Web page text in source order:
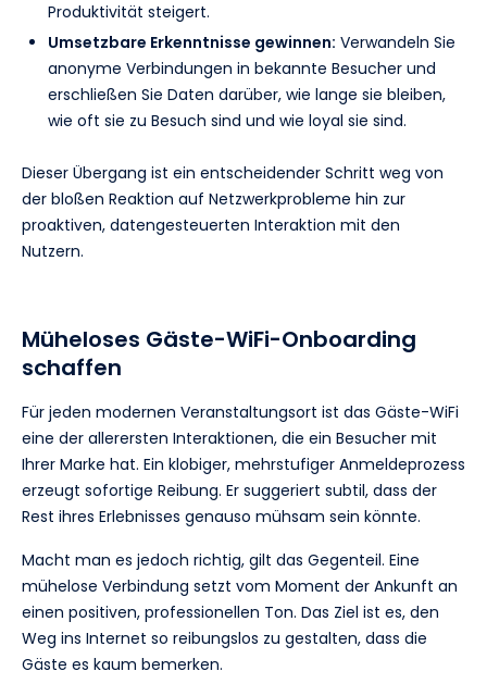
Produktivität steigert.
Umsetzbare Erkenntnisse gewinnen: Verwandeln Sie
anonyme Verbindungen in bekannte Besucher und
erschließen Sie Daten darüber, wie lange sie bleiben,
wie oft sie zu Besuch sind und wie loyal sie sind.
Dieser Übergang ist ein entscheidender Schritt weg von
der bloßen Reaktion auf Netzwerkprobleme hin zur
proaktiven, datengesteuerten Interaktion mit den
Nutzern.
Müheloses Gäste-WiFi-Onboarding
schaffen
Für jeden modernen Veranstaltungsort ist das Gäste-WiFi
eine der allerersten Interaktionen, die ein Besucher mit
Ihrer Marke hat. Ein klobiger, mehrstufiger Anmeldeprozess
erzeugt sofortige Reibung. Er suggeriert subtil, dass der
Rest ihres Erlebnisses genauso mühsam sein könnte.
Macht man es jedoch richtig, gilt das Gegenteil. Eine
mühelose Verbindung setzt vom Moment der Ankunft an
einen positiven, professionellen Ton. Das Ziel ist es, den
Weg ins Internet so reibungslos zu gestalten, dass die
Gäste es kaum bemerken.